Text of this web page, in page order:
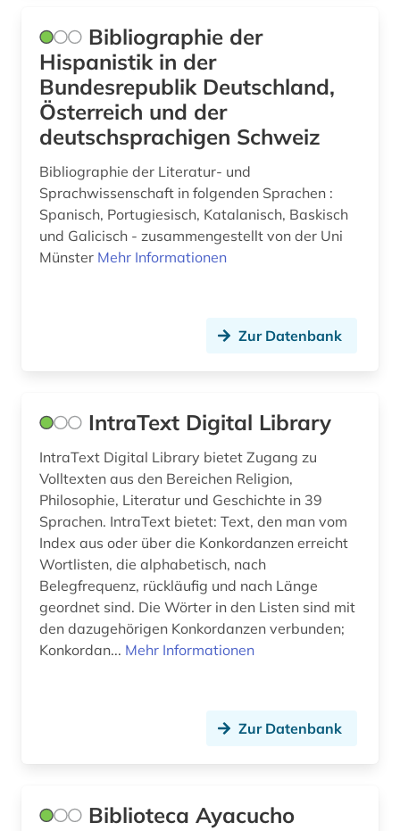
Bibliographie der
Hispanistik in der
Bundesrepublik Deutschland,
Österreich und der
deutschsprachigen Schweiz
Bibliographie der Literatur- und
Sprachwissenschaft in folgenden Sprachen :
Spanisch, Portugiesisch, Katalanisch, Baskisch
und Galicisch - zusammengestellt von der Uni
Münster Mehr Informationen
Zur Datenbank
IntraText Digital Library
IntraText Digital Library bietet Zugang zu
Volltexten aus den Bereichen Religion,
Philosophie, Literatur und Geschichte in 39
Sprachen. IntraText bietet: Text, den man vom
Index aus oder über die Konkordanzen erreicht
Wortlisten, die alphabetisch, nach
Belegfrequenz, rückläufig und nach Länge
geordnet sind. Die Wörter in den Listen sind mit
den dazugehörigen Konkordanzen verbunden;
Konkordan... Mehr Informationen
Zur Datenbank
Biblioteca Ayacucho